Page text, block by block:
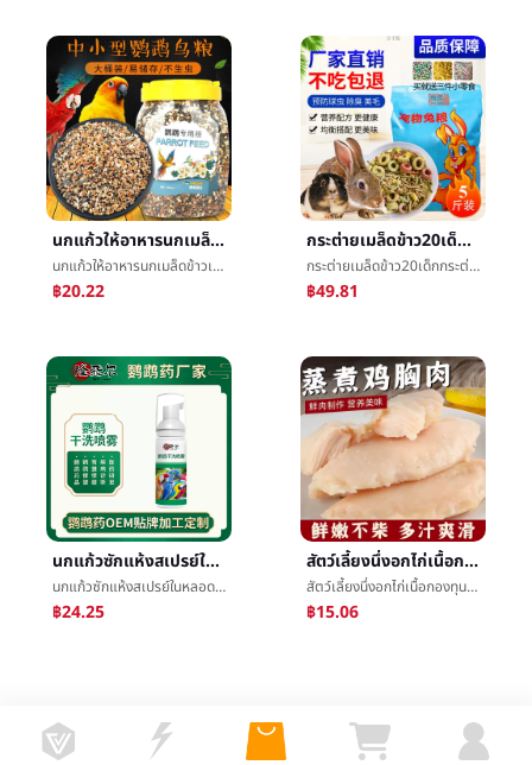
นกแก้วให้อาหารนกเมล็ดข้าวเสือนกแก้วการผสมเมล็ดข้าวดอกพีโอะนิซวนเฟิงขนาดเล็กและขนาดกลางนกแก้วให้อาหารสีเหลืองข้าวฟ่างเมล็ดข้าวขายส่ง
นกแก้วให้อาหารนกเมล็ดข้าวเสือนกแก้วการผสมเมล็ดข้าวดอกพีโอะนิซวนเฟิงขนาดเล็กและขนาดกลางนกแก้วให้อาหารสีเหลืองข้าวฟ่างเมล็ดข้าวขายส่ง
฿20.22
กระต่ายเมล็ดข้าว20เด็กกระต่ายเมล็ดข้าว5บรรจุภัณฑ์ไปรษณีย์หมูกินีเมล็ดข้าวหนูตะเภาสัตว์เลี้ยงเมล็ดข้าว10กลายเป็นกระต่ายให้อาหารใหญ่ถุงทิโมธีพืช
กระต่ายเมล็ดข้าว20เด็กกระต่ายเมล็ดข้าว5บรรจุภัณฑ์ไปรษณีย์หมูกินีเมล็ดข้าวหนูตะเภาสัตว์เลี้ยงเมล็ดข้าว10กลายเป็นกระต่ายให้อาหารใหญ่ถุงทิโมธีพืช
฿49.81
นกแก้วซักแห้งสเปรย์ในหลอดทดลองยกเว้นè¨น้ำฟรีล้างครีมอาบน้ำนกใช้ซักแห้งชมอดัมส์OEMOEMเครื่องจักรกำหนด
นกแก้วซักแห้งสเปรย์ในหลอดทดลองยกเว้นè¨น้ำฟรีล้างครีมอาบน้ำนกใช้ซักแห้งชมอดัมส์OEMOEMเครื่องจักรกำหนด
฿24.25
สัตว์เลี้ยงนึ่งอกไก่เนื้อกองทุนขนมขบเคี้ยวการเสริมกำลังเด็กแมวทุ่มเทต้มé¸¡เนื้อปิดกั้นสุนัขสุนัขกินของพร้อมทานé¸¡เนื้อ
สัตว์เลี้ยงนึ่งอกไก่เนื้อกองทุนขนมขบเคี้ยวการเสริมกำลังเด็กแมวทุ่มเทต้มé¸¡เนื้อปิดกั้นสุนัขสุนัขกินของพร้อมทานé¸¡เนื้อ
฿15.06